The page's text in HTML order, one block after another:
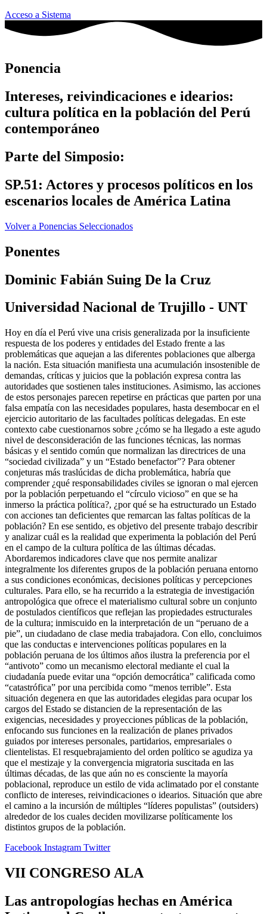
Acceso a Sistema
Ponencia
Intereses, reivindicaciones e idearios:
cultura política en la población del Perú
contemporáneo
Parte del Simposio:
SP.51: Actores y procesos políticos en los
escenarios locales de América Latina
Volver a Ponencias Seleccionados
Ponentes
Dominic Fabián Suing De la Cruz
Universidad Nacional de Trujillo - UNT
Hoy en día el Perú vive una crisis generalizada por la insuficiente
respuesta de los poderes y entidades del Estado frente a las
problemáticas que aquejan a las diferentes poblaciones que alberga
la nación. Esta situación manifiesta una acumulación insostenible de
demandas, críticas y juicios que la población expresa contra las
autoridades que sostienen tales instituciones. Asimismo, las acciones
de estos personajes parecen repetirse en prácticas que parten por una
falsa empatía con las necesidades populares, hasta desembocar en el
ejercicio autoritario de las facultades políticas delegadas. En este
contexto cabe cuestionarnos sobre ¿cómo se ha llegado a este agudo
nivel de desconsideración de las funciones técnicas, las normas
básicas y el sentido común que normalizan las directrices de una
“sociedad civilizada” y un “Estado benefactor”? Para obtener
conjeturas más traslúcidas de dicha problemática, habría que
comprender ¿qué responsabilidades civiles se ignoran o mal ejercen
por la población perpetuando el “círculo vicioso” en que se ha
inmerso la práctica política?, ¿por qué se ha estructurado un Estado
con acciones tan deficientes que remarcan las faltas políticas de la
población? En ese sentido, es objetivo del presente trabajo describir
y analizar cuál es la realidad que experimenta la población del Perú
en el campo de la cultura política de las últimas décadas.
Abordaremos indicadores clave que nos permite analizar
integralmente los diferentes grupos de la población peruana entorno
a sus condiciones económicas, decisiones políticas y percepciones
culturales. Para ello, se ha recurrido a la estrategia de investigación
antropológica que ofrece el materialismo cultural sobre un conjunto
de postulados científicos que reflejan las propiedades estructurales
de la cultura; inmiscuido en la interpretación de un “peruano de a
pie”, un ciudadano de clase media trabajadora. Con ello, concluimos
que las conductas e intervenciones políticas populares en la
población peruana de los últimos años ilustra la preferencia por el
“antivoto” como un mecanismo electoral mediante el cual la
ciudadanía puede evitar una “opción democrática” calificada como
“catastrófica” por una percibida como “menos terrible”. Esta
situación degenera en que las autoridades elegidas para ocupar los
cargos del Estado se distancien de la representación de las
exigencias, necesidades y proyecciones públicas de la población,
enfocando sus funciones en la realización de planes privados
guiados por intereses personales, partidarios, empresariales o
clientelistas. El resquebrajamiento del orden político se agudiza ya
que el mestizaje y la convergencia migratoria suscitada en las
últimas décadas, de las que aún no es consciente la mayoría
poblacional, reproduce un estilo de vida aclimatado por el constante
conflicto de intereses, reivindicaciones o idearios. Situación que abre
el camino a la incursión de múltiples “líderes populistas” (outsiders)
alrededor de los cuales deciden movilizarse políticamente los
distintos grupos de la población.
Facebook Instagram Twitter
VII CONGRESO ALA
Las antropologías hechas en América